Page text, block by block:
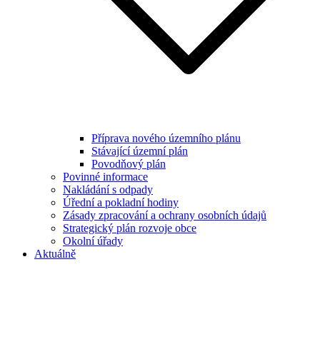
Příprava nového územního plánu
Stávající územní plán
Povodňový plán
Povinné informace
Nakládání s odpady
Úřední a pokladní hodiny
Zásady zpracování a ochrany osobních údajů
Strategický plán rozvoje obce
Okolní úřady
Aktuálně